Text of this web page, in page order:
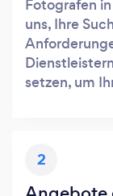
Fotografen
uns, Ihre
setzen, um
2